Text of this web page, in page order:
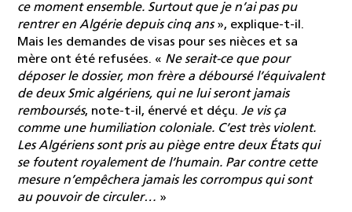
ce moment ensemble. Surtout que je n’ai pas pu
rentrer en Algérie depuis cinq ans», explique-t-il.
Mais les demandes de visas pour ses nièces et sa
mère ont été refusées. « Ne serait-ce que pour
déposer le dossier, mon frère a déboursé l’équivalent
de deux Smic algériens, qui ne lui seront jamais
remboursés, note-t-il, énervé et déçu. Je vis ça
comme une humiliation coloniale. C’est très violent.
Les Algériens sont pris au piège entre deux États qui
se foutent royalement de l’humain. Par contre cette
mesure n’empêchera jamais les corrompus qui sont
au pouvoir de circuler… »